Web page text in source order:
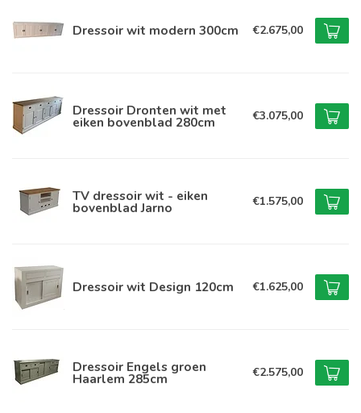
Dressoir wit modern 300cm €2.675,00
Dressoir Dronten wit met
eiken bovenblad 280cm €3.075,00
TV dressoir wit - eiken
bovenblad Jarno €1.575,00
Dressoir wit Design 120cm €1.625,00
Dressoir Engels groen
Haarlem 285cm €2.575,00